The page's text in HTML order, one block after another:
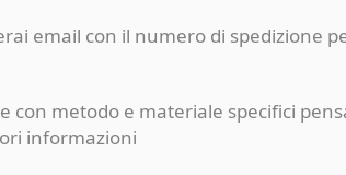
email con il numero di spedizione
con metodo e materiale specifici
informazioni